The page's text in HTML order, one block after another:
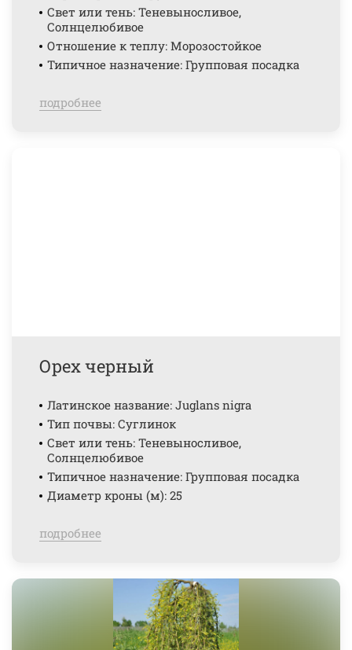
Свет или тень: Теневыносливое,
Солнцелюбивое
Отношение к теплу: Морозостойкое
Типичное назначение: Групповая посадка
подробнее
Орех черный
Латинское название: Juglans nigra
Тип почвы: Суглинок
Свет или тень: Теневыносливое,
Солнцелюбивое
Типичное назначение: Групповая посадка
Диаметр кроны (м): 25
подробнее